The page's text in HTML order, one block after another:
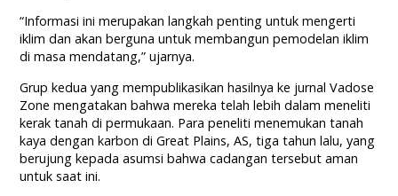
“Informasi ini merupakan langkah penting untuk mengerti
iklim dan akan berguna untuk membangun pemodelan iklim
di masa mendatang,” ujarnya.
Grup kedua yang mempublikasikan hasilnya ke jurnal Vadose
Zone mengatakan bahwa mereka telah lebih dalam meneliti
kerak tanah di permukaan. Para peneliti menemukan tanah
kaya dengan karbon di Great Plains, AS, tiga tahun lalu, yang
berujung kepada asumsi bahwa cadangan tersebut aman
untuk saat ini.